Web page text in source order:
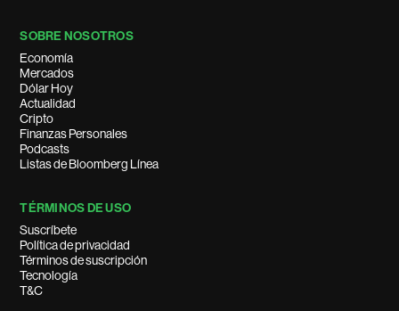
SOBRE NOSOTROS
Economía
Mercados
Dólar Hoy
Actualidad
Cripto
Finanzas Personales
Podcasts
Listas de Bloomberg Línea
TÉRMINOS DE USO
Suscríbete
Política de privacidad
Términos de suscripción
Tecnología
T&C